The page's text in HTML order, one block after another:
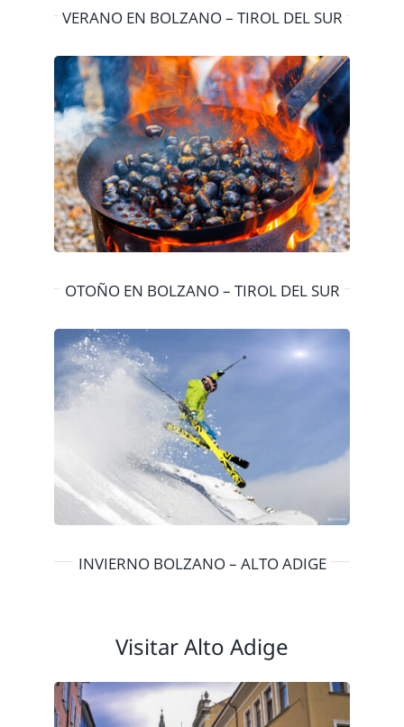
VERANO EN BOLZANO – TIROL DEL SUR
OTOÑO EN BOLZANO – TIROL DEL SUR
INVIERNO BOLZANO – ALTO ADIGE
Visitar Alto Adige